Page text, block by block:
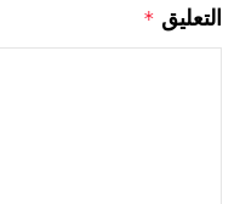
التعليق *